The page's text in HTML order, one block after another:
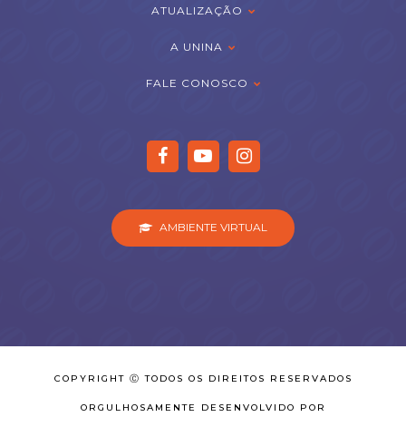
ATUALIZAÇÃO
A UNINA
FALE CONOSCO
AMBIENTE VIRTUAL
COPYRIGHT Ⓒ TODOS OS DIREITOS RESERVADOS
ORGULHOSAMENTE DESENVOLVIDO POR